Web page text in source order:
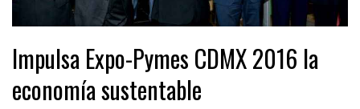
Impulsa Expo-Pymes CDMX 2016 la
economía sustentable